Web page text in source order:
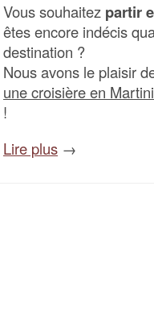
Vous souhaitez partir
êtes encore indécis
destination ?
Nous avons le plaisir
une croisière en
!
Lire plus →